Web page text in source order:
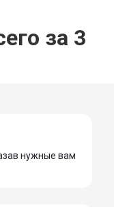
за 3
нужные вам